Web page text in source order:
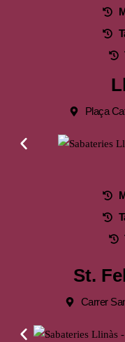
Plaça
St.
Carrer